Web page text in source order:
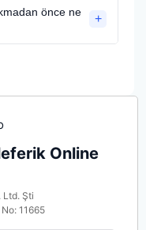
önce ne
+
Online
Ltd. Şti
11665